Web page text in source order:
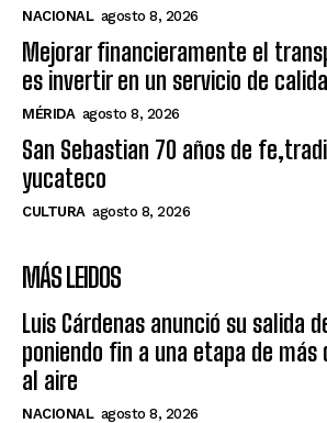
NACIONAL agosto 8, 2026
Mejorar financieramente el
es invertir en un servicio de
MÉRIDA agosto 8, 2026
San Sebastian 70 años de
yucateco
CULTURA agosto 8, 2026
MÁS LEIDOS
Luis Cárdenas anunció su salida
poniendo fin a una etapa de más
al aire
NACIONAL agosto 8, 2026